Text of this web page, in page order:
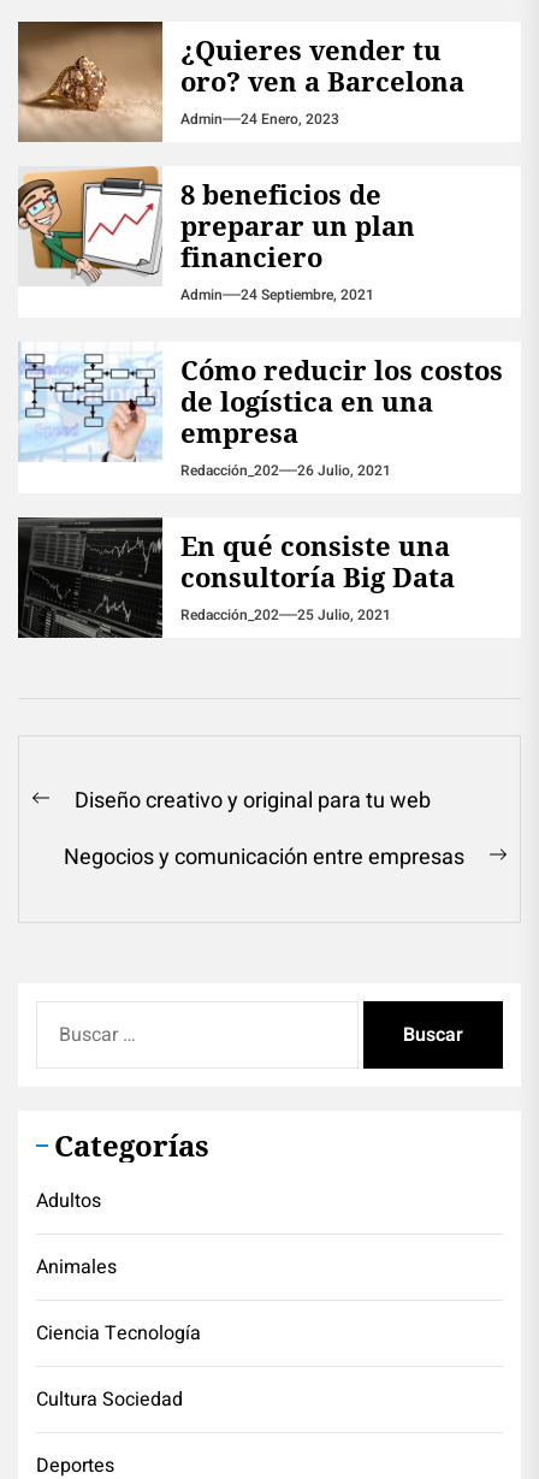
¿Quieres vender tu
oro? ven a Barcelona
Admin 24 Enero, 2023
8 beneficios de
preparar un plan
financiero
Admin 24 Septiembre, 2021
Cómo reducir los costos
de logística en una
empresa
Redacción_202 26 Julio, 2021
En qué consiste una
consultoría Big Data
Redacción_202 25 Julio, 2021
Navegación
entradas
Previous
post:
Diseño creativo y original para tu web
Negocios y comunicación entre empresas
Categorías
Adultos
Animales
Ciencia Tecnología
Cultura Sociedad
Deportes